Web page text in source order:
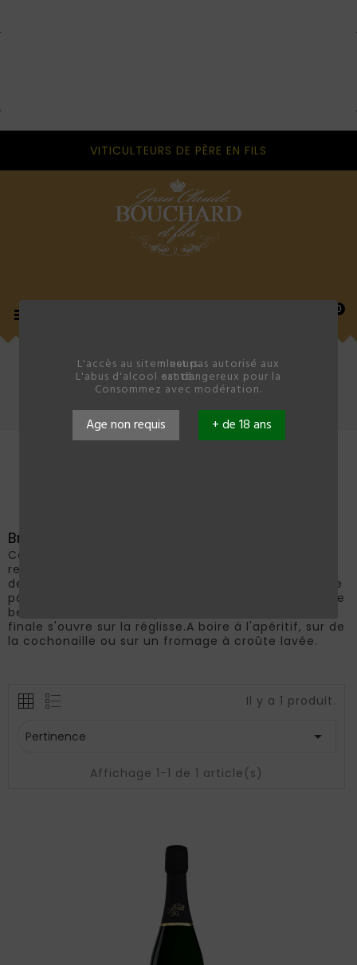
L'accès au site n'est pas autorisé aux mineurs.
L'abus d'alcool est dangereux pour la santé.
Consommez avec modération.
Age non requis + de 18 ans
VITICULTEURS DE PÈRE EN FILS
 0
Brut
Ce vin s'habille d'une jolie robe jaune dorée aux
reflets d'or/roses.Le nez est expressif sur des notes
de pomme cuite, de confiture de fraise et de crème
pâtissière.L'attaque en bouche est franche avec une
belle vinosité et une reprise de fruits blancs frais. La
finale s'ouvre sur la réglisse.A boire à l'apéritif, sur de
la cochonaille ou sur un fromage à croûte lavée.
Il y a 1 produit.
Pertinence 
Affichage 1-1 de 1 article(s)